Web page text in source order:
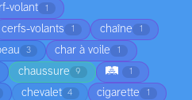
volant 1
cerfs-volants 1 chaîne 1
3 char à voile 1
chaussure 9 🛤️ 1
chevalet 4 cigarette 1